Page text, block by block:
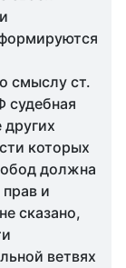
смыслу ст.
судебная
других
которых
должна
и
сказано,
ветвях